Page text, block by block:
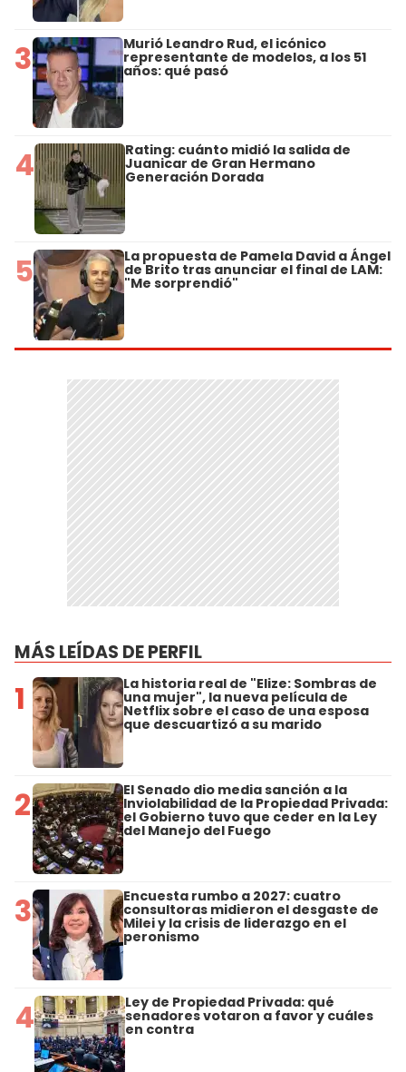
3 Murió Leandro Rud, el icónico
representante de modelos, a los 51
años: qué pasó
4 Rating: cuánto midió la salida de
Juanicar de Gran Hermano
Generación Dorada
5 La propuesta de Pamela David a Ángel
de Brito tras anunciar el final de LAM:
"Me sorprendió"
MÁS LEÍDAS DE PERFIL
1 La historia real de "Elize: Sombras de
una mujer", la nueva película de
Netflix sobre el caso de una esposa
que descuartizó a su marido
2 El Senado dio media sanción a la
Inviolabilidad de la Propiedad Privada:
el Gobierno tuvo que ceder en la Ley
del Manejo del Fuego
3 Encuesta rumbo a 2027: cuatro
consultoras midieron el desgaste de
Milei y la crisis de liderazgo en el
peronismo
4 Ley de Propiedad Privada: qué
senadores votaron a favor y cuáles
en contra